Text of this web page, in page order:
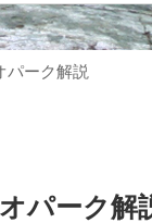
パーク解説
パーク解